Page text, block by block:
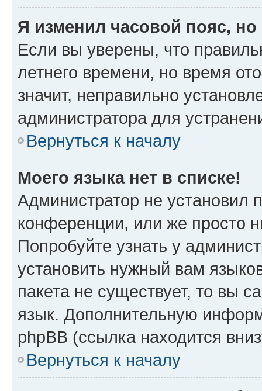
Я изменил часовой пояс,
Если вы уверены, что
летнего времени, но время
значит, неправильно
администратора для
Вернуться к началу
Моего языка нет в списке!
Администратор не установил
конференции, или же просто
Попробуйте узнать у
установить нужный вам
пакета не существует, то вы
язык. Дополнительную
phpBB (ссылка находится
Вернуться к началу